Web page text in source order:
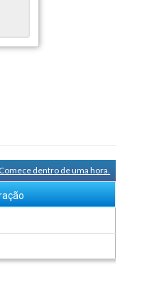
dentro de uma hora.